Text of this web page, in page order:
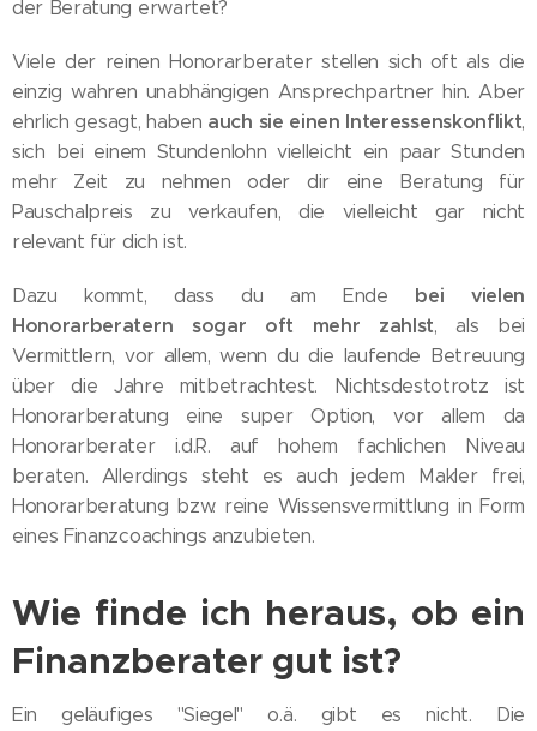
der Beratung erwartet?
Viele der reinen Honorarberater stellen sich oft als die
einzig wahren unabhängigen Ansprechpartner hin. Aber
ehrlich gesagt, haben auch sie einen Interessenskonflikt,
sich bei einem Stundenlohn vielleicht ein paar Stunden
mehr Zeit zu nehmen oder dir eine Beratung für
Pauschalpreis zu verkaufen, die vielleicht gar nicht
relevant für dich ist.
Dazu kommt, dass du am Ende bei vielen
Honorarberatern sogar oft mehr zahlst, als bei
Vermittlern, vor allem, wenn du die laufende Betreuung
über die Jahre mitbetrachtest. Nichtsdestotrotz ist
Honorarberatung eine super Option, vor allem da
Honorarberater i.d.R. auf hohem fachlichen Niveau
beraten. Allerdings steht es auch jedem Makler frei,
Honorarberatung bzw. reine Wissensvermittlung in Form
eines Finanzcoachings anzubieten.
Wie finde ich heraus, ob ein
Finanzberater gut ist?
Ein geläufiges "Siegel" o.ä. gibt es nicht. Die